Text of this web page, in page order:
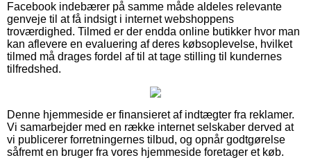
Facebook indebærer på samme måde aldeles relevante
genveje til at få indsigt i internet webshoppens
troværdighed. Tilmed er der endda online butikker hvor man
kan aflevere en evaluering af deres købsoplevelse, hvilket
tilmed må drages fordel af til at tage stilling til kundernes
tilfredshed.
Denne hjemmeside er finansieret af indtægter fra reklamer.
Vi samarbejder med en række internet selskaber derved at
vi publicerer forretningernes tilbud, og opnår godtgørelse
såfremt en bruger fra vores hjemmeside foretager et køb.